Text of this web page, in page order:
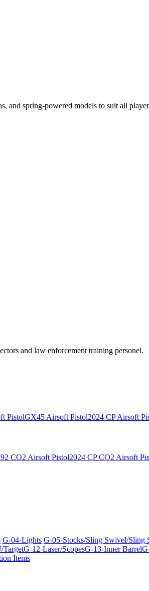
and spring-powered models to suit all
and law enforcement training personel.
PistolGX45 Airsoft Pistol2024 CP Airsoft
CO2 Airsoft Pistol2024 CP CO2 Airsoft
G-04-Lights G-05-Stocks/Sling Swivel/Sling
TargetG-12-Laser/ScopesG-13-Inner Barrel
Items